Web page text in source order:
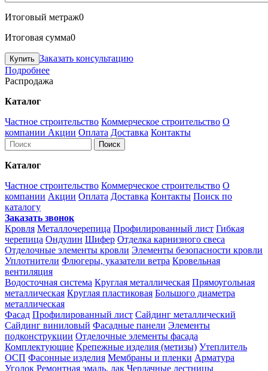
Итоговый метраж0
Итоговая сумма0
Заказать консультацию
Подробнее
Распродажа
Каталог
Частное строительство Коммерческое строительство О
компании Акции Оплата Доставка Контакты
Каталог
Частное строительство Коммерческое строительство О
компании Акции Оплата Доставка Контакты Поиск по
каталогу
Заказать звонок
Кровля Металлочерепица Профилированный лист Гибкая
черепица Ондулин Шифер Отделка карнизного свеса
Отделочные элементы кровли Элементы безопасности кровли
Уплотнители Флюгеры, указатели ветра Кровельная
вентиляция
Водосточная система Круглая металлическая Прямоугольная
металлическая Круглая пластиковая Большого диаметра
металлическая
Фасад Профилированный лист Сайдинг металлический
Сайдинг виниловый Фасадные панели Элементы
подконструкции Отделочные элементы фасада
Комплектующие Крепежные изделия (метизы) Утеплитель
ОСП Фасонные изделия Мембраны и пленки Арматура
Уголок Ремонтная эмаль, лак Чердачные лестницы